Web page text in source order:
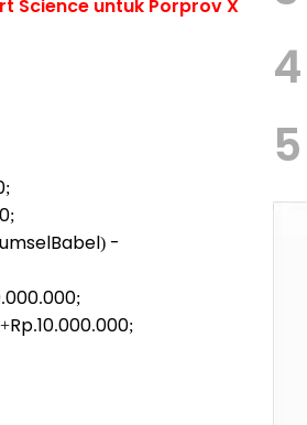
Science untuk Porprov X
-
4
5